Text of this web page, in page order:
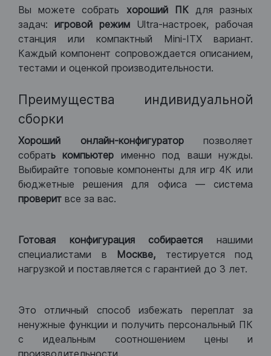
Вы можете собрать хороший ПКдля разных
задач: игровой режим Ultra-настроек, рабочая
станция или компактный Mini-ITX вариант.
Каждый компонент сопровождается описанием,
тестами и оценкой производительности.
Преимущества индивидуальной
сборки
Хороший онлайн-конфигураторпозволяет
собрать компьютер именно под ваши нужды.
Выбирайте топовые компоненты для игр 4К или
бюджетные решения для офиса — система
проверит все за вас.
Готовая конфигурация собираетсянашими
специалистами в Москве, тестируется под
нагрузкой и поставляется с гарантией до 3 лет.
Это отличный способ избежать переплат за
ненужные функции и получить персональный ПК
с идеальным соотношением цены и
производительности.